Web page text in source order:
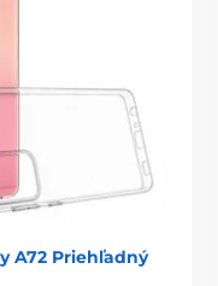
A72 Priehľadný